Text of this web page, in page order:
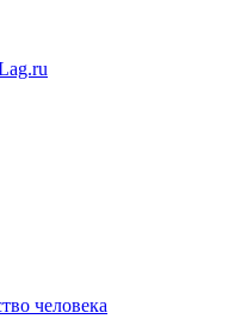
человека